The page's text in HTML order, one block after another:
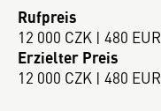
Rufpreis
12 000 CZK | 480 EUR
Erzielter Preis
12 000 CZK | 480 EUR